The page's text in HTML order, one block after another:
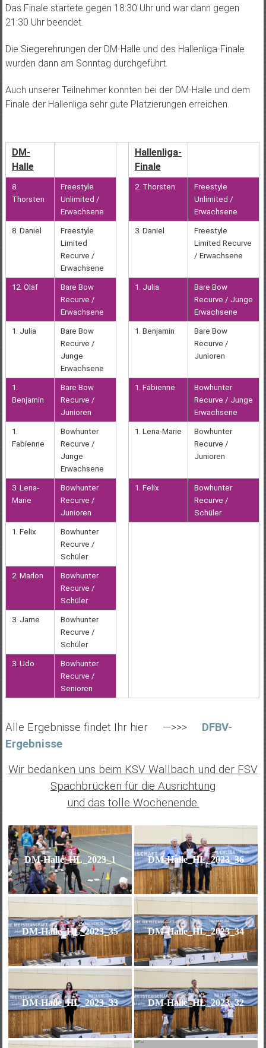
Das Finale startete gegen 18:30 Uhr und war dann gegen
21:30 Uhr beendet.
Die Siegerehrungen der DM-Halle und des Hallenliga-Finale
wurden dann am Sonntag durchgeführt.
Auch unserer Teilnehmer konnten bei der DM-Halle und dem
Finale der Hallenliga sehr gute Platzierungen erreichen.
DM-
Halle
Hallenliga-
Finale
8.
Thorsten
Freestyle
Unlimited /
Erwachsene
2. Thorsten
Freestyle
Unlimited /
Erwachsene
8. Daniel
Freestyle
Limited
Recurve /
Erwachsene
3. Daniel
Freestyle
Limited Recurve
/ Erwachsene
12. Olaf
Bare Bow
Recurve /
Erwachsene
1. Julia
Bare Bow
Recurve / Junge
Erwachsene
1. Julia
Bare Bow
Recurve /
Junge
Erwachsene
1. Benjamin
Bare Bow
Recurve /
Junioren
1.
Benjamin
Bare Bow
Recurve /
Junioren
1. Fabienne
Bowhunter
Recurve / Junge
Erwachsene
1.
Fabienne
Bowhunter
Recurve /
Junge
Erwachsene
1. Lena-Marie
Bowhunter
Recurve /
Junioren
3. Lena-
Marie
Bowhunter
Recurve /
Junioren
1. Felix
Bowhunter
Recurve /
Schüler
1. Felix
Bowhunter
Recurve /
Schüler
2. Marlon
Bowhunter
Recurve /
Schüler
3. Jarne
Bowhunter
Recurve /
Schüler
3. Udo
Bowhunter
Recurve /
Senioren
Alle Ergebnisse findet Ihr hier —>>>
DFBV-
Ergebnisse
Wir bedanken uns beim KSV Wallbach und der FSV
Spachbrücken für die Ausrichtung
und das tolle Wochenende.
DM-Halle_HL_2023_1 DM-Halle_HL_2023_36
DM-Halle_HL_2023_35 DM-Halle_HL_2023_34
DM-Halle_HL_2023_33 DM-Halle_HL_2023_32